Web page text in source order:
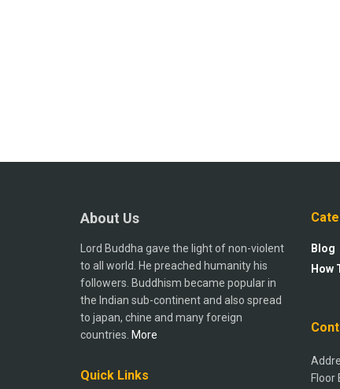
About Us
Lord Buddha gave the light of non-violent
to all world. He preached humanity his
followers. Buddhism became popular in
the Indian sub-continent and also spread
to japan, chine and many foreign
countries. More
Quick Links
Blog
How
Floor